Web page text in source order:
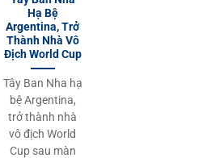
Hạ Bệ
Argentina, Trở
Thành Nhà Vô
Địch World Cup
Tây Ban Nha hạ
bệ Argentina,
trở thành nhà
vô địch World
Cup sau màn